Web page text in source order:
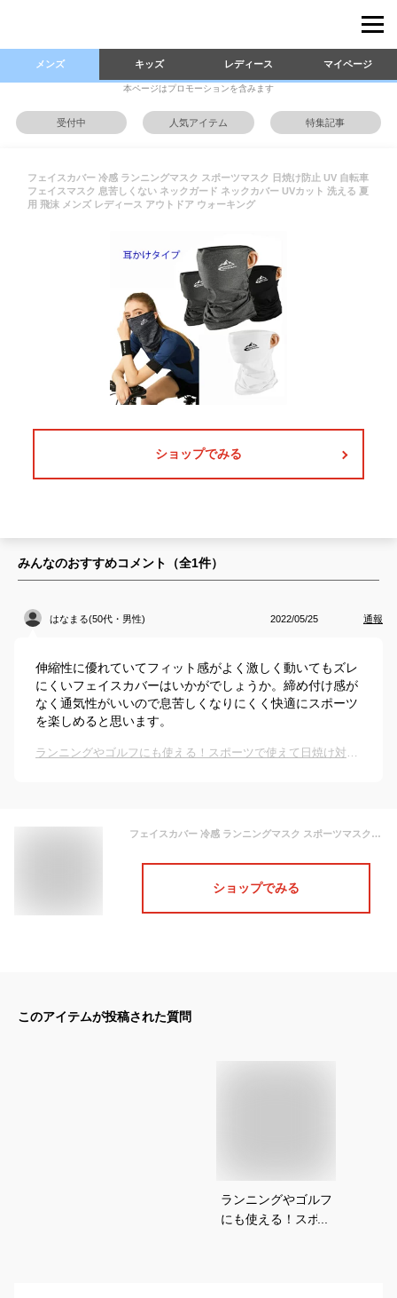
メンズ キッズ レディース マイページ
本ページはプロモーションを含みます
受付中 人気アイテム 特集記事
フェイスカバー 冷感 ランニングマスク スポーツマスク 日焼け防止 UV 自転車
フェイスマスク 息苦しくない ネックガード ネックカバー UVカット 洗える 夏
用 飛沫 メンズ レディース アウトドア ウォーキング
ショップでみる
みんなのおすすめコメント（全1件）
はなまる(50代・男性) 2022/05/25 通報
伸縮性に優れていてフィット感がよく激しく動いてもズレ
にくいフェイスカバーはいかがでしょうか。締め付け感が
なく通気性がいいので息苦しくなりにくく快適にスポーツ
を楽しめると思います。
ランニングやゴルフにも使える！スポーツで使えて日焼け対策もできる、おすすめのフェイスカバーは？
フェイスカバー 冷感 ランニングマスク スポーツマスク 日焼け防止 UV 自転車 フェイスマスク 息苦しくない ネックガード ネックカバー UVカット 洗える 夏用 飛沫 メンズ レディース アウトドア ウォーキング
ショップでみる
このアイテムが投稿された質問
ランニングやゴルフ
にも使える！スポー